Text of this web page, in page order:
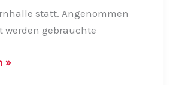
statt. Angenommen
werden gebrauchte
»